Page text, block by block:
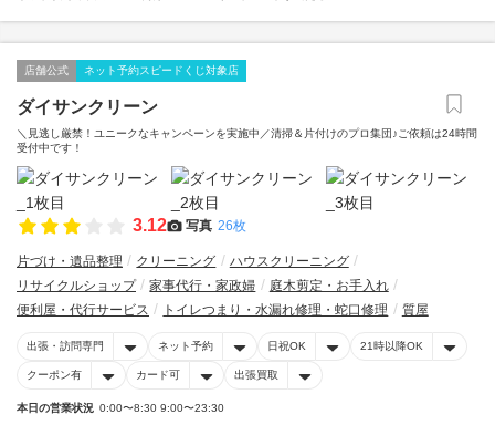
店舗公式 ネット予約スピードくじ対象店
ダイサンクリーン
＼見逃し厳禁！ユニークなキャンペーンを実施中／清掃＆片付けのプロ集団♪ご依頼は24時間
受付中です！
3.12 写真 26枚
片づけ・遺品整理 クリーニング
ハウスクリーニング
リサイクルショップ
家事代行・家政婦
庭木剪定・お手入れ
便利屋・代行サービス
トイレつまり・水漏れ修理・蛇口修理 質屋
出張・訪問専門 ネット予約 日祝OK 21時以降OK
クーポン有 カード可 出張買取
本日の営業状況 0:00〜8:30 9:00〜23:30